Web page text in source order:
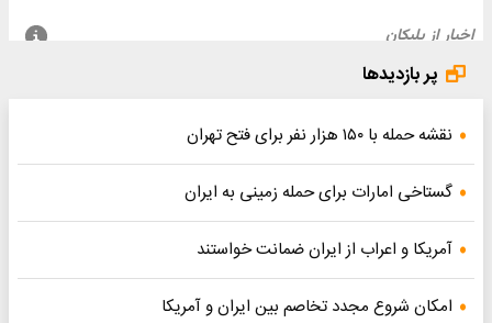
پر بازدیدها
نقشه حمله با ۱۵۰ هزار نفر برای فتح تهران
گستاخی امارات برای حمله زمینی به ایران
آمریکا و اعراب از ایران ضمانت خواستند
امکان شروع مجدد تخاصم‌ بین ایران و آمریکا